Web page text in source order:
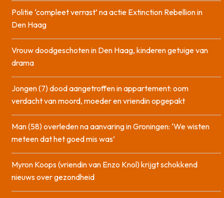
Politie ‘compleet verrast’ na actie Extinction Rebellion in
Den Haag
Vrouw doodgeschoten in Den Haag, kinderen getuige van
drama
Jongen (7) dood aangetroffen in appartement: oom
verdacht van moord, moeder en vriendin opgepakt
Man (58) overleden na aanvaring in Groningen: ‘We wisten
meteen dat het goed mis was’
Myron Koops (vriendin van Enzo Knol) krijgt schokkend
nieuws over gezondheid